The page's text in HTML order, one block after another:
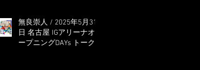
無良崇人 / 2025年5月31
日 名古屋 IGアリーナオ
ープニングDAYs トーク